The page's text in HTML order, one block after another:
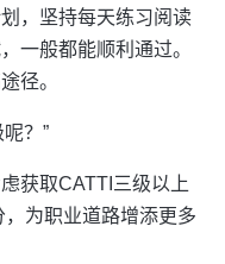
，坚持每天练习阅读
一般都能顺利通过。
径。
？”
获取CATTI三级以上
为职业道路增添更多